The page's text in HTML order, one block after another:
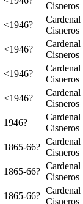
Cisneros
<1946?
Cardenal
Cisneros
<1946?
Cardenal
Cisneros
<1946?
Cardenal
Cisneros
<1946?
Cardenal
Cisneros
1946?
Cardenal
Cisneros
1865-66?
Cardenal
Cisneros
1865-66?
Cardenal
Cisneros
1865-66?
Cardenal
Cisneros